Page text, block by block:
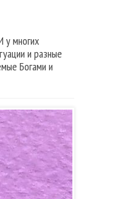
у многих
и разные
Богами и